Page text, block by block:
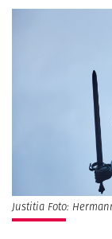
Justitia Foto: